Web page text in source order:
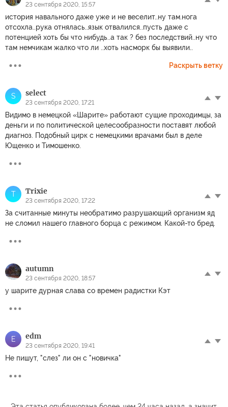
23 сентября 2020, 15:57
история навального даже уже и не веселит..ну там.нога
отсохла..рука отнялась..язык отвалился..пусть даже с
потенцией хоть бы что нибудь..а так ? без последствий..ну что
там немчикам жалко что ли ..хоть насморк бы выявили..
Раскрыть ветку
S select
23 сентября 2020, 17:21
Видимо в немецкой «Шарите» работают сущие проходимцы, за
деньги и по политической целесообразности поставят любой
диагноз. Подобный цирк с немецкими врачами был в деле
Ющенко и Тимошенко.
T Trixie
23 сентября 2020, 17:22
За считанные минуты необратимо разрушающий организм яд
не сломил нашего главного борца с режимом. Какой-то бред.
autumn
23 сентября 2020, 18:57
у шарите дурная слава со времен радистки Кэт
E edm
23 сентября 2020, 19:41
Не пишут, "слез" ли он с "новичка"